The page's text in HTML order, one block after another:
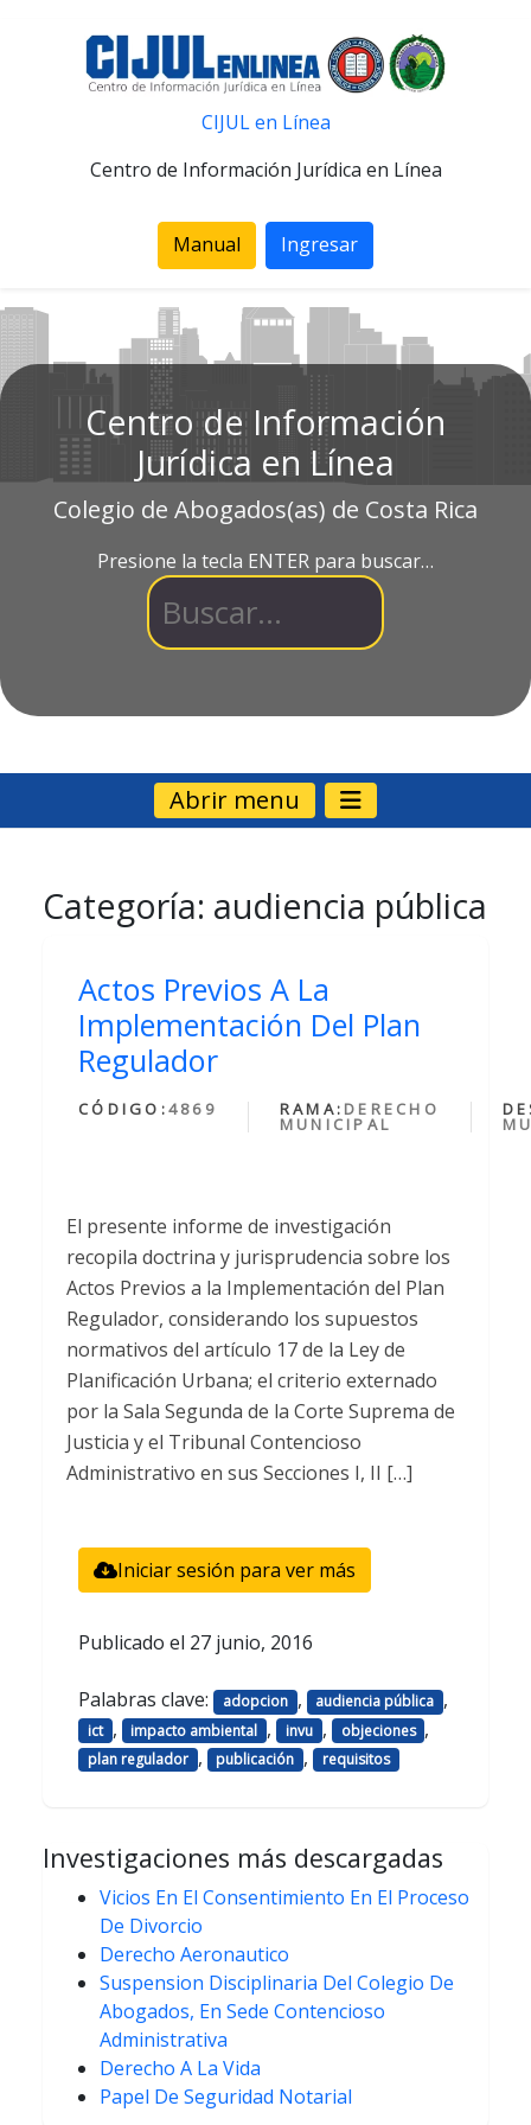
CIJUL en Línea
Centro de Información Jurídica en Línea
Manual Ingresar
Centro de Información
Jurídica en Línea
Colegio de Abogados(as) de Costa Rica
Presione la tecla ENTER para buscar…
Abrir menu
Categoría: audiencia pública
Actos Previos A La
Implementación Del Plan
Regulador
CÓDIGO:4869 RAMA: DERECHO
MUNICIPAL
El presente informe de investigación
recopila doctrina y jurisprudencia sobre los
Actos Previos a la Implementación del Plan
Regulador, considerando los supuestos
normativos del artículo 17 de la Ley de
Planificación Urbana; el criterio externado
por la Sala Segunda de la Corte Suprema de
Justicia y el Tribunal Contencioso
Administrativo en sus Secciones I, II […]
Iniciar sesión para ver más
Publicado el 27 junio, 2016
Palabras clave: adopcion , audiencia pública ,
ict , impacto ambiental , invu , objeciones ,
plan regulador , publicación , requisitos
Investigaciones más descargadas
Vicios En El Consentimiento En El Proceso
De Divorcio
Derecho Aeronautico
Suspension Disciplinaria Del Colegio De
Abogados, En Sede Contencioso
Administrativa
Derecho A La Vida
Papel De Seguridad Notarial